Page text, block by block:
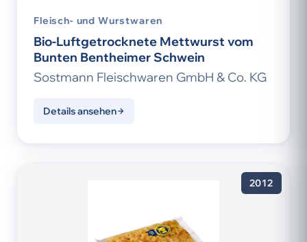
Fleisch- und Wurstwaren
Bio-Luftgetrocknete Mettwurst vom
Bunten Bentheimer Schwein
Sostmann Fleischwaren GmbH & Co. KG
Details ansehen
2012